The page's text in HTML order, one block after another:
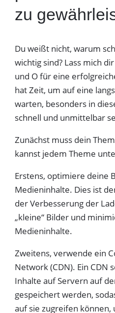
zu
Du weißt nicht, warum
wichtig sind? Lass mich
und O für eine
hat Zeit, um auf eine
warten, besonders in
schnell und unmittelbar
Zunächst muss dein
kannst jedem Theme
Erstens, optimiere deine
Medieninhalte. Dies ist
der Verbesserung der
„kleine“ Bilder und
Medieninhalte.
Zweitens, verwende ein
Network (CDN). Ein CDN
Inhalte auf Servern auf
gespeichert werden,
auf sie zugreifen können,